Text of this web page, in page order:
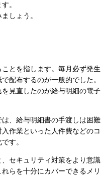
。
しょう。
とを指します。毎月必ず発生
配布するのが一般的でした。
見直したのが給与明細の電子
、給与明細書の手渡しは困難
作業といった人件費などのコ
す。
セキュリティ対策をより意識
らを十分にカバーできるメリ